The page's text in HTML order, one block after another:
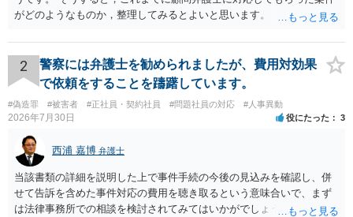
がどのようなものか，整理してみるとよいと思います。 これにより，
事務所を比較した上で，弁護士と面談をする際，そのような案件に対
応してもらえるのかが重要だと思います。 ただ，組合員の相談内容に
ついて，分野を絞っているのか，それともどのような分野でもよいと
いうことで法律相談を依頼しているかの観点も重要です。 組合員とす
れば，相談だけではなく，できれば受任まで考えている場合も多いと
思います。 そうすると，労働組合としての相談だけではなく，基本的
に全ての分野を対象にして考える必要もあるかもしれません。 そうで
ないと，相談内容によって，対応が変わってしまうこともあると思い
ます。 組合員の相談についても，基本的に受任まで考えてもらえるこ
とができるのかも検討要素の一つかもしれません。
2
警察には弁護士を勧められましたが、費用対効果
で依頼をすることを躊躇しています。
#偽造罪 #被害者 #正社員・契約社員 #問題社員の対応 #人事異動
2026年7月30日 役にたった 3
西浦 嘉博 弁護士
当該書類の詳細を説明した上で事件手続の今後の見込みを確認し、併
せて告訴を含めた事件対応の費用を聴き取るという意味合いで、まず
は法律事務所での相談を検討されてみてはいかがでしょうか。 上記、